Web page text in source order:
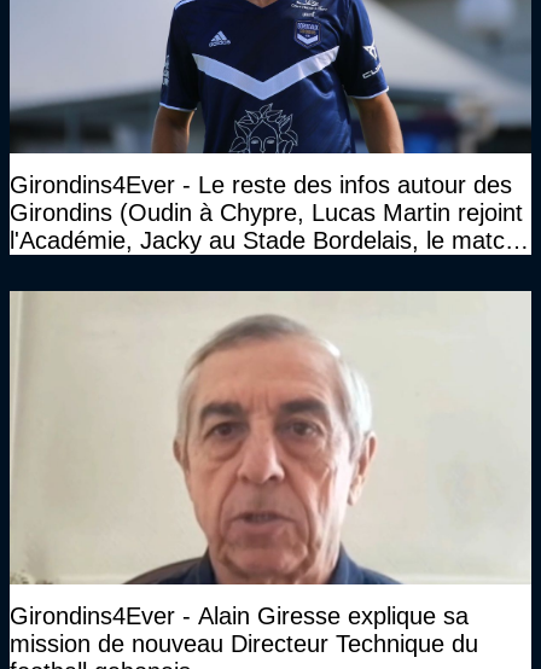
Girondins4Ever - Le reste des infos autour des
Girondins (Oudin à Chypre, Lucas Martin rejoint
l'Académie, Jacky au Stade Bordelais, le match
Girondins4Ever - Alain Giresse explique sa
mission de nouveau Directeur Technique du